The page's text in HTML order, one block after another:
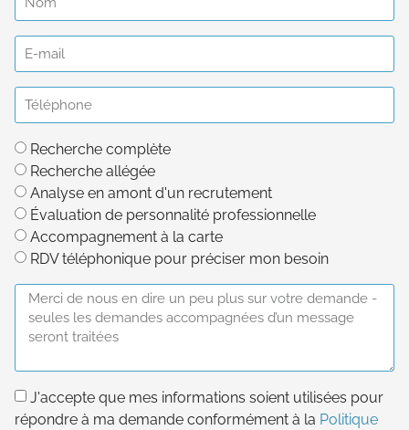
Recherche complète
Recherche allégée
Analyse en amont d'un recrutement
Évaluation de personnalité professionnelle
Accompagnement à la carte
RDV téléphonique pour préciser mon besoin
J'accepte que mes informations soient utilisées pour
répondre à ma demande conformément à la Politique